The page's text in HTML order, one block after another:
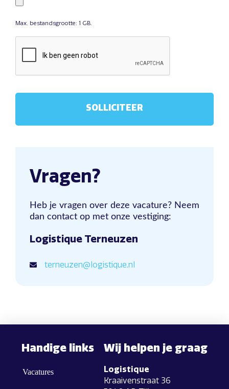
Max. bestandsgrootte: 1 GB.
Vragen?
Heb je vragen over deze vacature? Neem
dan contact op met onze vestiging:
Logistique Terneuzen
terneuzen@logistique.nl
Handige links
Vacatures
Wij helpen je graag
Logistique
Kraaivenstraat 36